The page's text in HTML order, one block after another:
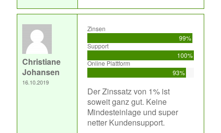
Christiane
Johansen
16.10.2019
Zinsen
99%
Support
100%
Online Plattform
93%
Der Zinssatz von 1% ist
soweit ganz gut. Keine
Mindesteinlage und super
netter Kundensupport.